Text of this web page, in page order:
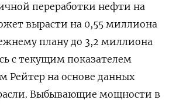
переработки нефти на
вырасти на 0,55 миллиона
плану до 3,2 миллиона
с текущим показателем
Рейтер на основе данных
Выбывающие мощности в